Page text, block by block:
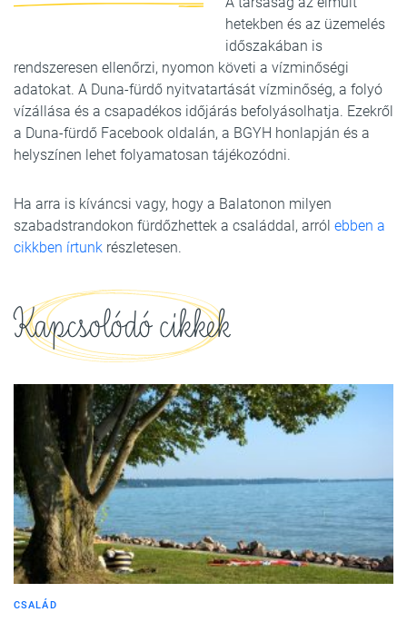
hetekben és az üzemelés
időszakában is
rendszeresen ellenőrzi, nyomon követi a vízminőségi
adatokat. A Duna-fürdő nyitvatartását vízminőség, a folyó
vízállása és a csapadékos időjárás befolyásolhatja. Ezekről
a Duna-fürdő Facebook oldalán, a BGYH honlapján és a
helyszínen lehet folyamatosan tájékozódni.
Ha arra is kíváncsi vagy, hogy a Balatonon milyen
szabadstrandokon fürdőzhettek a családdal, arról ebben a
cikkben írtunk részletesen.
Kapcsolódó cikkek
CSALÁD